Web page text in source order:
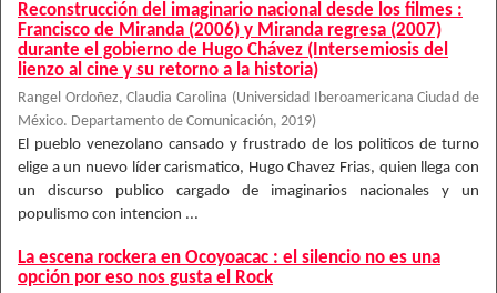
Reconstrucción del imaginario nacional desde los filmes :
Francisco de Miranda (2006) y Miranda regresa (2007)
durante el gobierno de Hugo Chávez (Intersemiosis del
lienzo al cine y su retorno a la historia)
Rangel Ordoñez, Claudia Carolina (Universidad Iberoamericana Ciudad de
México. Departamento de Comunicación, 2019)
El pueblo venezolano cansado y frustrado de los politicos de turno
elige a un nuevo líder carismatico, Hugo Chavez Frias, quien llega con
un discurso publico cargado de imaginarios nacionales y un
populismo con intencion ...
La escena rockera en Ocoyoacac : el silencio no es una
opción por eso nos gusta el Rock